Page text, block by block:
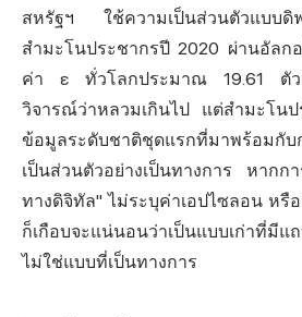
สหรัฐฯ ใช้ความเป็นส่วนตัวแบบดิฟ
สำมะโนประชากรปี 2020 ผ่านอัลก
ค่า ε ทั่วโลกประมาณ 19.61 ตัวเ
วิจารณ์ว่าหลวมเกินไป แต่สำมะโน
ข้อมูลระดับชาติชุดแรกที่มาพร้อมกับ
เป็นส่วนตัวอย่างเป็นทางการ หากก
ทางดิจิทัล" ไม่ระบุค่าเอปไซลอน หรื
ก็เกือบจะแน่นอนว่าเป็นแบบเก่าที่มี
ไม่ใช่แบบที่เป็นทางการ